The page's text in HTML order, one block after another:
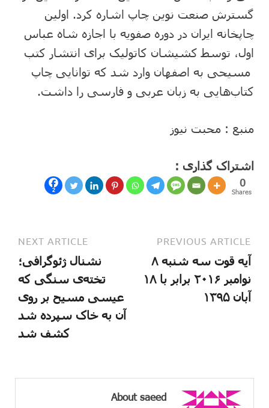
گسترش صنعت نوین چاپ اشاره کرد. اولین
چاپخانه ایران در دوره صفویه با اجازه شاه عباس
اول، توسط کشیشان کاتولیک برای انتشار کتب
مسیحی به اصفهان وارد شد که توانایی چاپ
کتاب‌هایی به زبان عربی و فارسی را داشت.
منبع : محبت نیوز
اشتراک گذاری :
2
0
Shares
PREVIOUS ARTICLE
آیه قوت سه شنبه ۸
نوامبر ۲۰۱۶ برابر با ۱۸
آبان ۱۳۹۵
NEXT ARTICLE
نشنال ژئوگرافی؛
تخته‌ی ‌سنگی که
عیسی مسیح بر روی
آن به خاک سپرده شد
کشف شد‬
About saeed